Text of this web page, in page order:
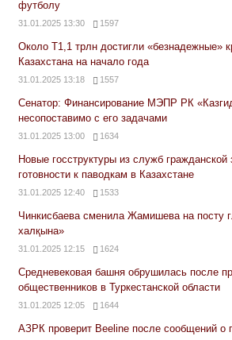
футболу
31.01.2025 13:30 1597
Около Т1,1 трлн достигли «безнадежные»
Казахстана на начало года
31.01.2025 13:18 1557
Сенатор: Финансирование МЭПР РК
несопоставимо с его задачами
31.01.2025 13:00 1634
Новые госструктуры из служб
готовности к паводкам в Казахстане
31.01.2025 12:40 1533
Чинкисбаева сменила Жамишева на посту
халқына»
31.01.2025 12:15 1624
Средневековая башня обрушилась после
общественников в Туркестанской области
31.01.2025 12:05 1644
АЗРК проверит Beeline после сообщений о